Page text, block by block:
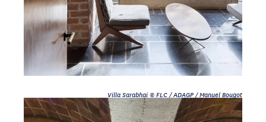
Villa Sarabhai © FLC / ADAGP / Manuel Bougot